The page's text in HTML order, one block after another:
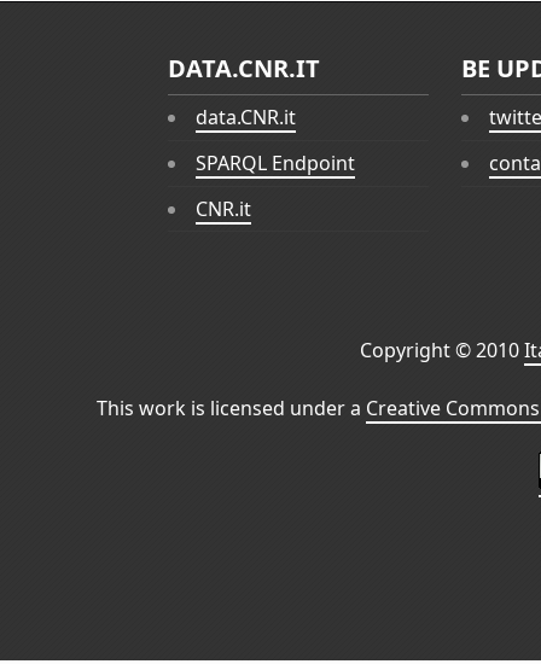
DATA.CNR.IT
data.CNR.it
SPARQL Endpoint
CNR.it
BE
Copyright © 2010
This work is licensed under a Creative